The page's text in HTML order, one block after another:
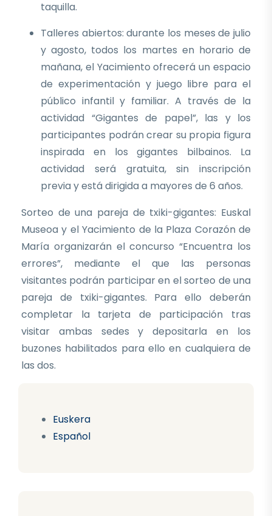
Euskera
Español
taquilla.
Talleres abiertos: durante los meses de julio
y agosto, todos los martes en horario de
mañana, el Yacimiento ofrecerá un espacio
de experimentación y juego libre para el
público infantil y familiar. A través de la
actividad “Gigantes de papel”, las y los
participantes podrán crear su propia figura
inspirada en los gigantes bilbainos. La
actividad será gratuita, sin inscripción
previa y está dirigida a mayores de 6 años.
Sorteo de una pareja de txiki-gigantes: Euskal
Museoa y el Yacimiento de la Plaza Corazón de
María organizarán el concurso “Encuentra los
errores”, mediante el que las personas
visitantes podrán participar en el sorteo de una
pareja de txiki-gigantes. Para ello deberán
completar la tarjeta de participación tras
visitar ambas sedes y depositarla en los
buzones habilitados para ello en cualquiera de
las dos.